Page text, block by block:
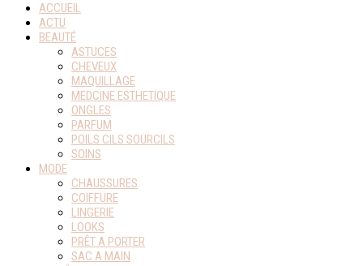
ACCUEIL
ACTU
BEAUTÉ
ASTUCES
CHEVEUX
MAQUILLAGE
MEDCINE ESTHETIQUE
ONGLES
PARFUM
POILS CILS SOURCILS
SOINS
MODE
CHAUSSURES
COIFFURE
LINGERIE
LOOKS
PRÊT A PORTER
SAC A MAIN